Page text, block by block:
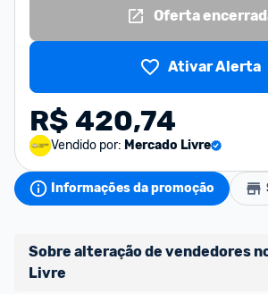
Oferta
Ativar Alerta
R$ 420,74
Vendido por: Mercado Livre
Informações da promoção
Sobre alteração de vendedores
Livre